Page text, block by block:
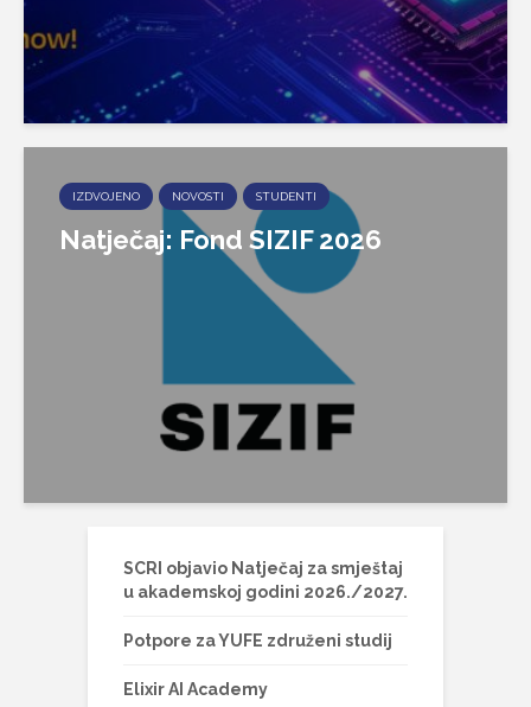
IZDVOJENO NOVOSTI STUDENTI
Natječaj: Fond SIZIF 2026
SCRI objavio Natječaj za smještaj
u akademskoj godini 2026./2027.
Potpore za YUFE združeni studij
Elixir AI Academy